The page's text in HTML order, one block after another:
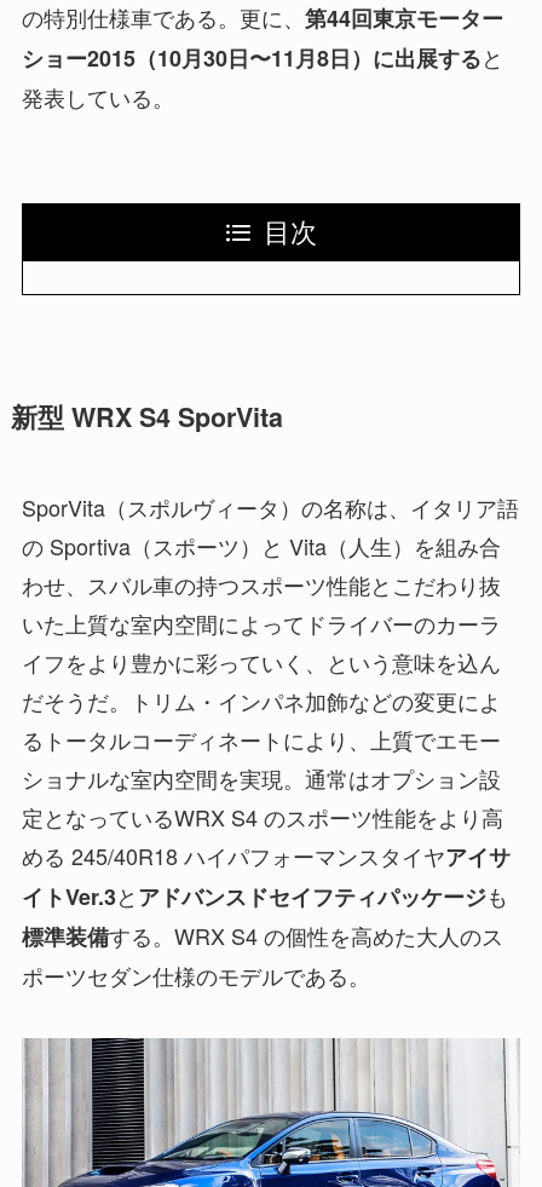
の特別仕様車である。更に、 第44回東京モーター
ショー2015（10月30日〜11月8日）に出展すると
発表している。
目次
新型 WRX S4 SporVita
SporVita（スポルヴィータ）の名称は、イタリア語
の Sportiva（スポーツ）と Vita（人生）を組み合
わせ、スバル車の持つスポーツ性能とこだわり抜
いた上質な室内空間によってドライバーのカーラ
イフをより豊かに彩っていく、という意味を込ん
だそうだ。トリム・インパネ加飾などの変更によ
るトータルコーディネートにより、上質でエモー
ショナルな室内空間を実現。通常はオプション設
定となっているWRX S4 のスポーツ性能をより高
める 245/40R18 ハイパフォーマンスタイヤアイサ
イトVer.3とアドバンスドセイフティパッケージも
標準装備する。WRX S4 の個性を高めた大人のス
ポーツセダン仕様のモデルである。